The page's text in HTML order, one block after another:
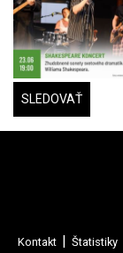
SLEDOVAŤ
Kontakt Štatistiky